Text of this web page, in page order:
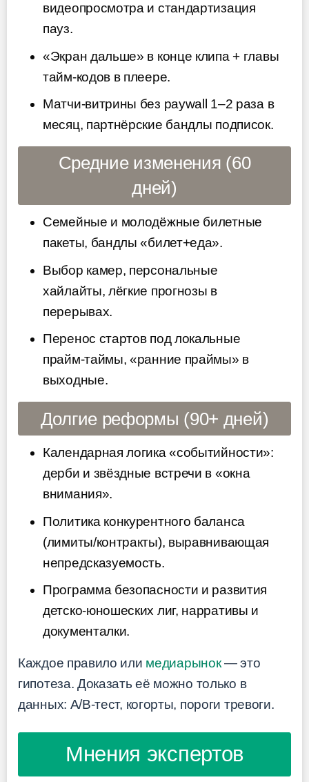
видеопросмотра и стандартизация
пауз.
«Экран дальше» в конце клипа + главы
тайм-кодов в плеере.
Матчи-витрины без paywall 1–2 раза в
месяц, партнёрские бандлы подписок.
Средние изменения (60
дней)
Семейные и молодёжные билетные
пакеты, бандлы «билет+еда».
Выбор камер, персональные
хайлайты, лёгкие прогнозы в
перерывах.
Перенос стартов под локальные
прайм-таймы, «ранние праймы» в
выходные.
Долгие реформы (90+ дней)
Календарная логика «событийности»:
дерби и звёздные встречи в «окна
внимания».
Политика конкурентного баланса
(лимиты/контракты), выравнивающая
непредсказуемость.
Программа безопасности и развития
детско-юношеских лиг, нарративы и
документалки.
Каждое правило или медиарынок— это
гипотеза. Доказать её можно только в
данных: A/B-тест, когорты, пороги тревоги.
Мнения экспертов